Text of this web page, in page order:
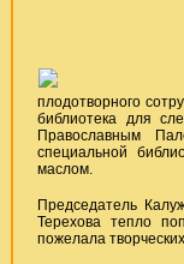
плодотворного
библиотека для
Православным
специальной
маслом.
Председатель
Терехова тепло
пожелала